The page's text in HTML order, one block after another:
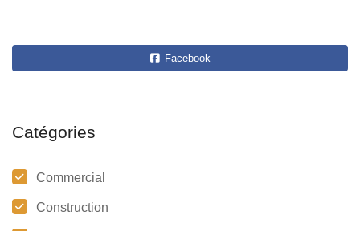
Facebook
Catégories
Commercial
Construction